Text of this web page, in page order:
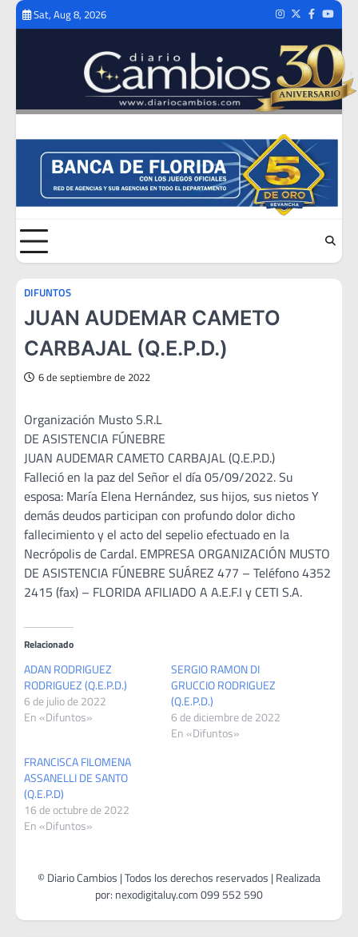
Skip
Sat, Aug 8, 2026 Instagram
TwitterFacebook
DIFUNTOS
JUAN AUDEMAR CAMETO
CARBAJAL (Q.E.P.D.)
6 de septiembre de 2022
Organización Musto S.R.L
DE ASISTENCIA FÚNEBRE
JUAN AUDEMAR CAMETO CARBAJAL (Q.E.P.D.)
Falleció en la paz del Señor el día 05/09/2022. Su
esposa: María Elena Hernández, sus hijos, sus nietos Y
demás deudos participan con profundo dolor dicho
fallecimiento y el acto del sepelio efectuado en la
Necrópolis de Cardal. EMPRESA ORGANIZACIÓN MUSTO
DE ASISTENCIA FÚNEBRE SUÁREZ 477 – Teléfono 4352
2415 (fax) – FLORIDA AFILIADO A A.E.F.I y CETI S.A.
Relacionado
ADAN RODRIGUEZ
RODRIGUEZ (Q.E.P.D.)
6 de julio de 2022
En «Difuntos»
SERGIO RAMON DI
GRUCCIO RODRIGUEZ
(Q.E.P.D.)
6 de diciembre de 2022
En «Difuntos»
FRANCISCA FILOMENA
ASSANELLI DE SANTO
(Q.E.P.D)
16 de octubre de 2022
En «Difuntos»